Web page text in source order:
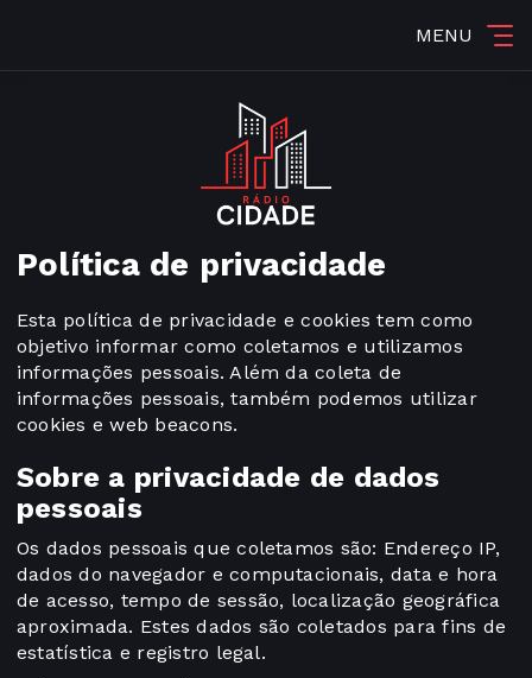
MENU
Política de privacidade
Esta política de privacidade e cookies tem como
objetivo informar como coletamos e utilizamos
informações pessoais. Além da coleta de
informações pessoais, também podemos utilizar
cookies e web beacons.
Sobre a privacidade de dados
pessoais
Os dados pessoais que coletamos são: Endereço IP,
dados do navegador e computacionais, data e hora
de acesso, tempo de sessão, localização geográfica
aproximada. Estes dados são coletados para fins de
estatística e registro legal.